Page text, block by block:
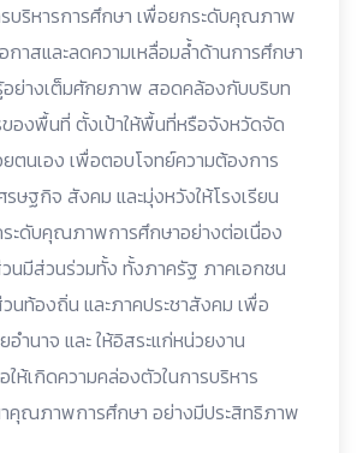
บริหารการศึกษา เพื่อยกระดับคุณภาพ
กาสและลดความเหลื่อมล้ำด้านการศึกษา
อย่างเต็มศักยภาพ สอดคล้องกับบริบท
ของพื้นที่ ตั้งเป้าให้พื้นที่หรือจังหวัดจัด
ตนเอง เพื่อตอบโจทย์ความต้องการ
ษฐกิจ สังคม และมุ่งหวังให้โรงเรียน
ะดับคุณภาพการศึกษาอย่างต่อเนื่อง
นมีส่วนร่วมทั้ง ทั้งภาครัฐ ภาคเอกชน
นท้องถิ่น และภาคประชาสังคม เพื่อ
อำนาจ และ ให้อิสระแก่หน่วยงาน
ห้เกิดความคล่องตัวในการบริหาร
คุณภาพการศึกษา อย่างมีประสิทธิภาพ